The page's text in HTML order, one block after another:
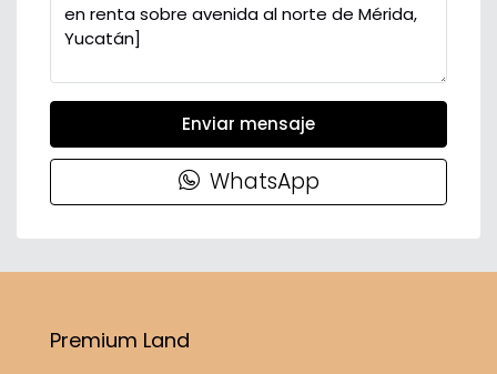
Enviar mensaje
WhatsApp
Premium Land